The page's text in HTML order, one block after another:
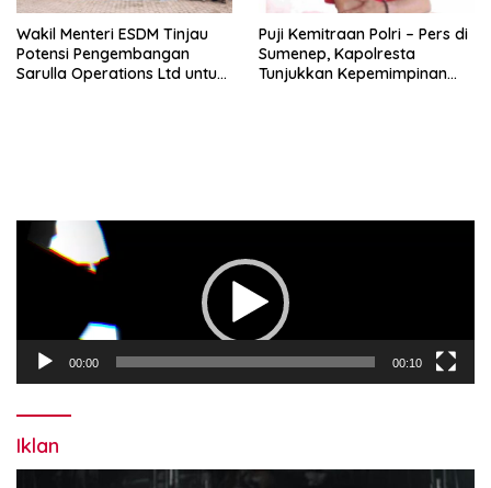
Wakil Menteri ESDM Tinjau
Potensi Pengembangan
Sarulla Operations Ltd untuk
Puji Kemitraan Polri – Pers di
Sumenep, Kapolresta
Tunjukkan Kepemimpinan
Pemutar
Video
00:00 00:10
Iklan